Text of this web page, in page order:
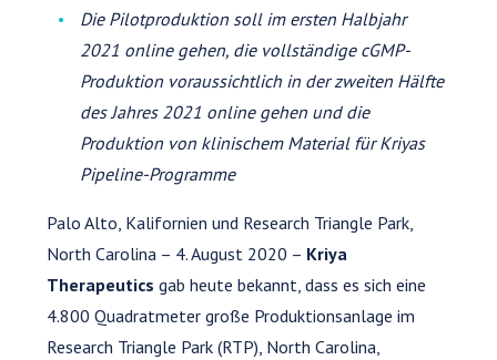
Die Pilotproduktion soll im ersten Halbjahr
2021 online gehen, die vollständige cGMP-
Produktion voraussichtlich in der zweiten Hälfte
des Jahres 2021 online gehen und die
Produktion von klinischem Material für Kriyas
Pipeline-Programme
Palo Alto, Kalifornien und Research Triangle Park,
North Carolina – 4. August 2020 – Kriya
Therapeuticsgab heute bekannt, dass es sich eine
4.800 Quadratmeter große Produktionsanlage im
Research Triangle Park (RTP), North Carolina,